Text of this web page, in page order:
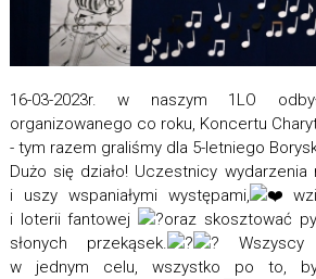
16-03-2023r. w naszym 1LO
organizowanego co roku, Koncertu
- tym razem graliśmy dla 5-letniego
Dużo się działo! Uczestnicy
i uszy wspaniałymi występami,
i loterii fantowej
oraz skosztować
słonych przekąsek.
Wszyscy
w jednym celu, wszystko po to,